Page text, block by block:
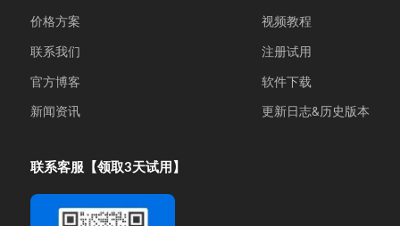
价格方案
联系我们
官方博客
新闻资讯
视频教程
注册试用
软件下载
更新日志&历史版本
联系客服【领取3天试用】